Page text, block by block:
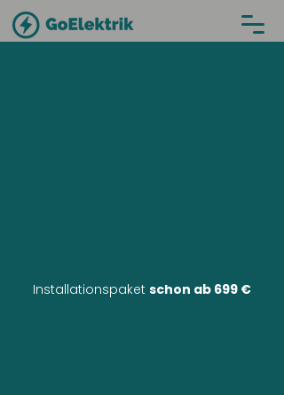
Installationspaket schon ab 699 €